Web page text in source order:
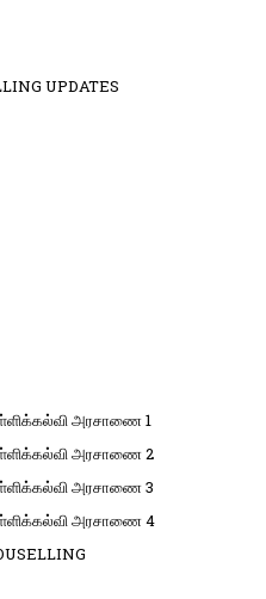
UPDATES
அரசாணை 1
அரசாணை 2
அரசாணை 3
அரசாணை 4